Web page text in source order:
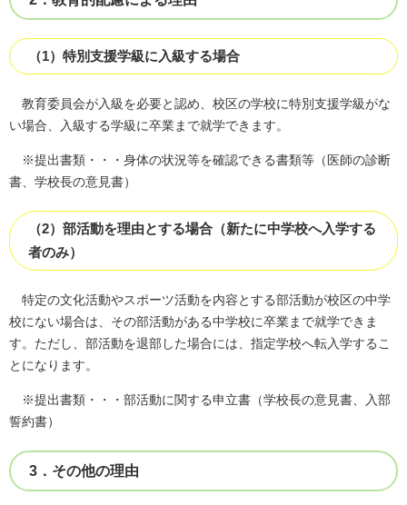
（1）特別支援学級に入級する場合
教育委員会が入級を必要と認め、校区の学校に特別支援学級がな
い場合、入級する学級に卒業まで就学できます。
※提出書類・・・身体の状況等を確認できる書類等（医師の診断
書、学校長の意見書）
（2）部活動を理由とする場合（新たに中学校へ入学する
者のみ）
特定の文化活動やスポーツ活動を内容とする部活動が校区の中学
校にない場合は、その部活動がある中学校に卒業まで就学できま
す。ただし、部活動を退部した場合には、指定学校へ転入学するこ
とになります。
※提出書類・・・部活動に関する申立書（学校長の意見書、入部
誓約書）
3．その他の理由